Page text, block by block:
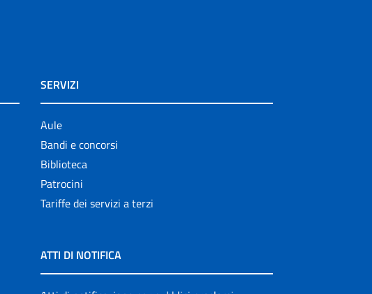
SERVIZI
Aule
Bandi e concorsi
Biblioteca
Patrocini
Tariffe dei servizi a terzi
ATTI DI NOTIFICA